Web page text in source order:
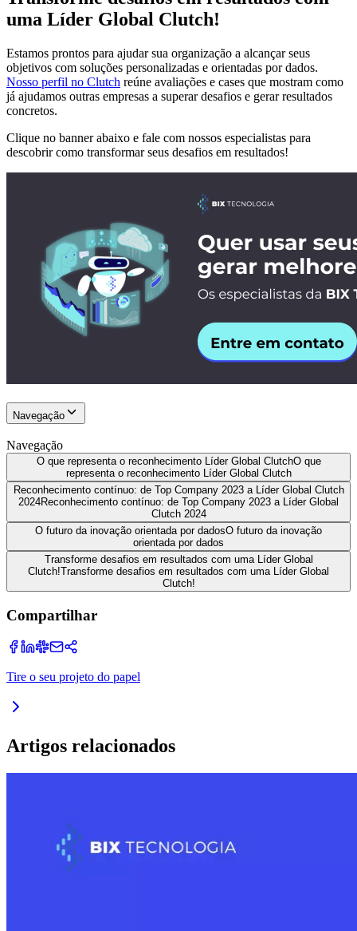
uma Líder Global Clutch!
Estamos prontos para ajudar sua organização a alcançar seus
objetivos com soluções personalizadas e orientadas por dados.
Nosso perfil no Clutch reúne avaliações e cases que mostram como
já ajudamos outras empresas a superar desafios e gerar resultados
concretos.
Clique no banner abaixo e fale com nossos especialistas para
descobrir como transformar seus desafios em resultados!
Navegação
Navegação
O que representa o reconhecimento Líder Global ClutchO que
representa o reconhecimento Líder Global Clutch
Reconhecimento contínuo: de Top Company 2023 a Líder Global Clutch
2024Reconhecimento contínuo: de Top Company 2023 a Líder Global
Clutch 2024
O futuro da inovação orientada por dadosO futuro da inovação
orientada por dados
Transforme desafios em resultados com uma Líder Global
Clutch!Transforme desafios em resultados com uma Líder Global
Clutch!
Compartilhar
Tire o seu projeto do papel
Artigos relacionados